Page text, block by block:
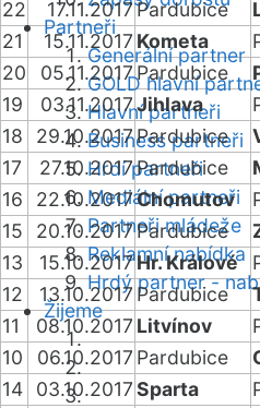
Partneři
Generální partner
GOLD hlavní
Hlavní partneři
Business partneři
Hrdí partneři
Mediální partneři
Partneři mládeže
Reklamní nabídka
Hrdý partner -
Žijeme
22
17.11.2017Pardubice
21
15.11.2017 Kometa
20
05.11.2017Pardubice
19
03.11.2017Jihlava
18
29.10.2017Pardubice
17
27.10.2017Pardubice
16
22.10.2017Chomutov
15
20.10.2017Pardubice
13
15.10.2017Hr. Králové
12
13.10.2017 Pardubice
11
08.10.2017 Litvínov
10
06.10.2017 Pardubice
14
03.10.2017Sparta